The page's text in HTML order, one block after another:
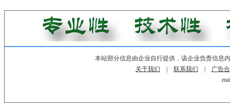
本站部分信息由企业自行提供，该企业负责信息
关于我们
联系我们
广告